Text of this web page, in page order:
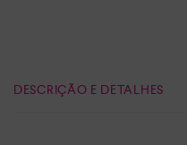
DESCRIÇÃO E DETALHES